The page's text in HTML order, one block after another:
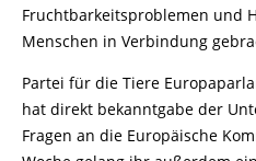
Fruchtbarkeitsproblemen und
Menschen in Verbindung
Partei für die Tiere
hat direkt bekanntgabe der
Fragen an die Europäische